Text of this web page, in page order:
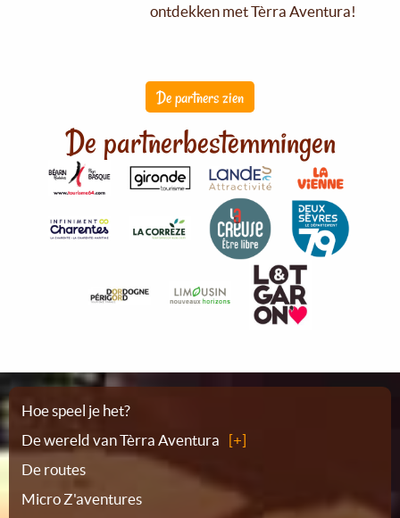
ontdekken met Tèrra Aventura!
De partners zien
De partnerbestemmingen
Plattegrond
Hoe speel je het?
De wereld van Tèrra Aventura
De routes
Micro Z'aventures